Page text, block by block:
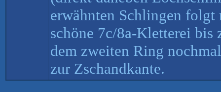
erwähnten Schlingen folgt
schöne 7c/8a-Kletterei bis
dem zweiten Ring
zur Zschandkante.